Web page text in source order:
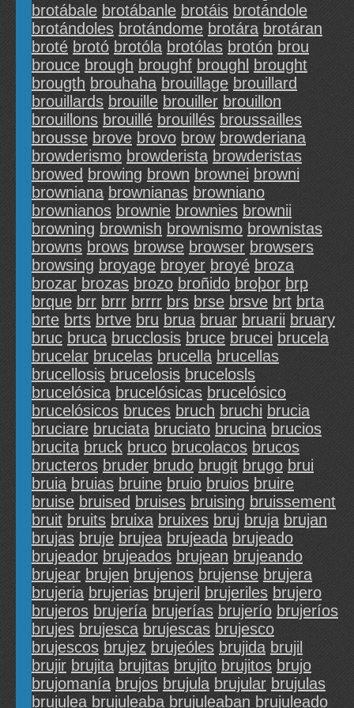
brotábale brotábanle brotáis brotándole
brotándoles brotándome brotára brotáran
broté brotó brotóla brotólas brotón brou
brouce brough broughf broughl
brought
brougth brouhaha brouillage brouillard
brouillards brouille brouiller brouillon
brouillons brouillé brouillés broussailles
brousse brove brovo brow browderiana
browderismo browderista browderistas
browed browing brown brownei browni
browniana brownianas browniano
brownianos brownie brownies brownii
browning brownish brownismo brownistas
browns brows browse browser browsers
browsing broyage broyer broyé broza
brozar brozas brozo broñido broþor brp
brque brr brrr brrrr brs brse brsve brt brta
brte brts brtve bru brua bruar bruarii bruary
bruc bruca brucclosis bruce brucei brucela
brucelar brucelas brucella brucellas
brucellosis brucelosis brucelosls
brucelósica brucelósicas brucelósico
brucelósicos bruces bruch bruchi brucia
bruciare bruciata bruciato brucina brucios
brucita bruck bruco brucolacos brucos
bructeros bruder brudo brugit brugo brui
bruia bruias bruine bruio bruios bruire
bruise bruised bruises bruising bruissement
bruit bruits bruixa bruixes bruj bruja brujan
brujas bruje brujea brujeada brujeado
brujeador brujeados brujean brujeando
brujear brujen brujenos brujense brujera
brujeria brujerias brujeril brujeriles brujero
brujeros brujería brujerías brujerío brujeríos
brujes brujesca brujescas brujesco
brujescos brujez brujeóles brujida brujil
brujir brujita brujitas brujito brujitos brujo
brujomanía brujos brujula brujular brujulas
brujulea brujuleaba brujuleaban brujuleado